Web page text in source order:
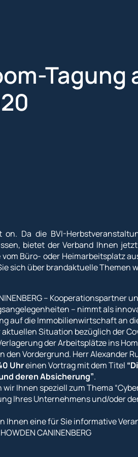
Tagung
on. Da die BVI-
bietet der Verband Ihnen
vom Büro- oder Heimarbeitsplatz
sich über brandaktuelle Themen
– Kooperationspartner
– nimmt als
auf die Immobilienwirtschaft an
Situation bezüglich der
der Arbeitsplätze ins
den Vordergrund. Herr Alexander
Uhreinen Vortrag mit dem Titel
deren Absicherung”.
wir Ihnen speziell zum Thema
Ihres Unternehmens und/oder
Ihnen eine für Sie informative
CANINENBERG